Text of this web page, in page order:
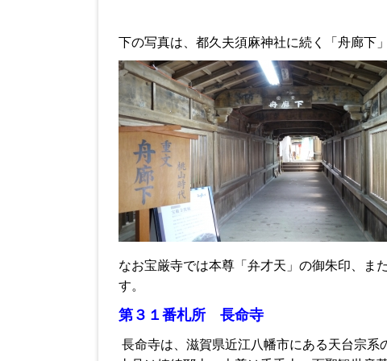
下の写真は、都久夫須麻神社に続く「 舟廊下
なお宝厳寺では本尊「弁才天」の御朱印、ま
す。
第３１番札所 長命寺
長命寺は、滋賀県近江八幡市にある天台宗系